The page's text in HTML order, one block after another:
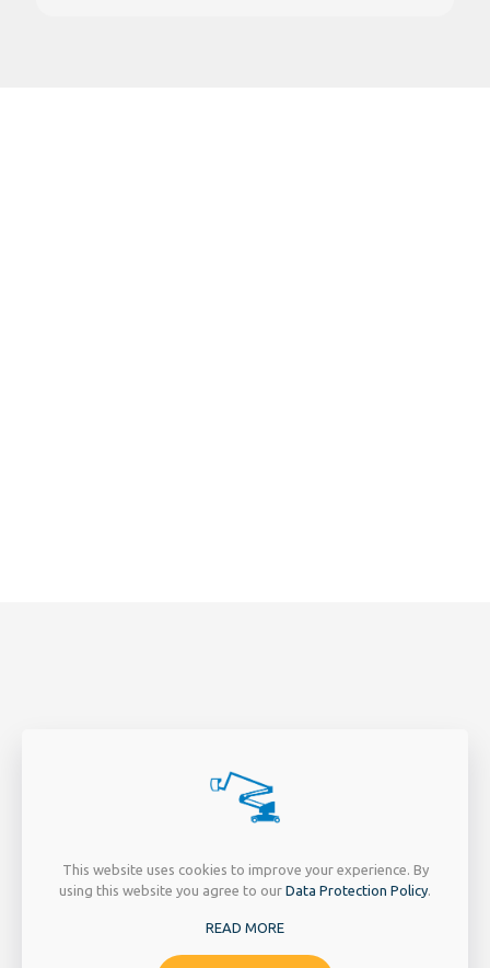
HOOGWERKERS
INFORMATIE
PRIJZEN EN
This website uses cookies to improve your experience. By
using this website you agree to our Data Protection Policy.
READ MORE